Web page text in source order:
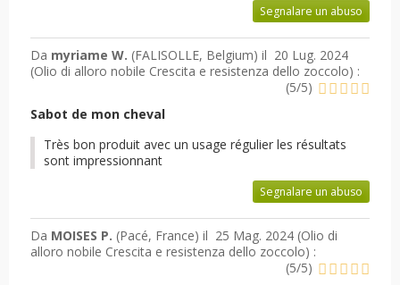
Segnalare un abuso
Da myriame W. (FALISOLLE, Belgium) il 20 Lug. 2024
(Olio di alloro nobile Crescita e resistenza dello zoccolo) :
(5/5)
Sabot de mon cheval
Très bon produit avec un usage régulier les résultats
sont impressionnant
Segnalare un abuso
Da MOISES P. (Pacé, France) il 25 Mag. 2024 (Olio di
alloro nobile Crescita e resistenza dello zoccolo) :
(5/5)